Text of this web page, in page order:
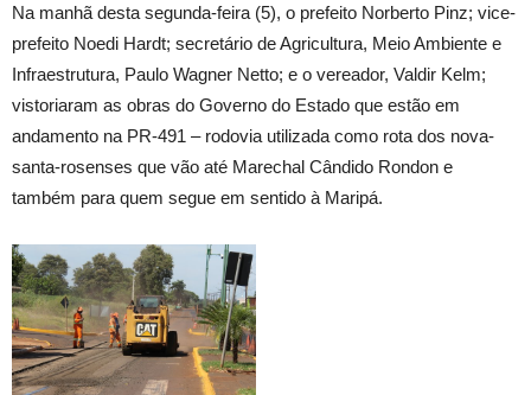
Na manhã desta segunda-feira (5), o prefeito Norberto Pinz; vice-
prefeito Noedi Hardt; secretário de Agricultura, Meio Ambiente e
Infraestrutura, Paulo Wagner Netto; e o vereador, Valdir Kelm;
vistoriaram as obras do Governo do Estado que estão em
andamento na PR-491 – rodovia utilizada como rota dos nova-
santa-rosenses que vão até Marechal Cândido Rondon e
também para quem segue em sentido à Maripá.